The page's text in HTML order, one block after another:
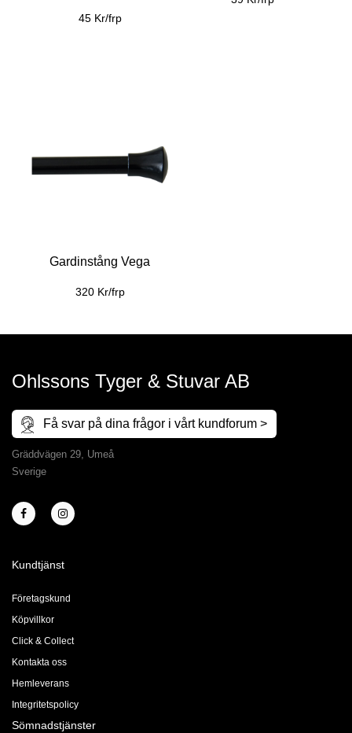
45 Kr/frp
Gardinstång Vega
320 Kr/frp
Ohlssons Tyger & Stuvar AB
Få svar på dina frågor i vårt kundforum >
Gräddvägen 29, Umeå
Sverige
Kundtjänst
Företagskund
Köpvillkor
Click & Collect
Kontakta oss
Hemleverans
Integritetspolicy
Sömnadstjänster